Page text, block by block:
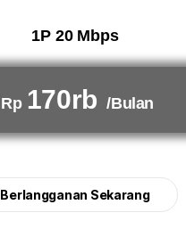
1P 20 Mbps
Rp 170rb /Bulan
Berlangganan Sekarang